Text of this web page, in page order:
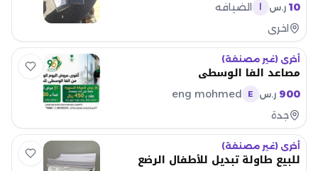
10 ر.س
الضيافه
اخرى
أخرى (غير مصنفة)
مصاعد الفا الوسطي
900 ر.س E
eng mohmed
جدة
أخرى (غير مصنفة)
للبيع طاولة تبديل للأطفال الرضع